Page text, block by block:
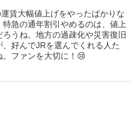
賃大幅値上げをやったばかりな
急の通年割引やめるのは、値上
うね。地方の過疎化や災害復旧
好んでJRを選んでくれる人た
ファンを大切に！😢